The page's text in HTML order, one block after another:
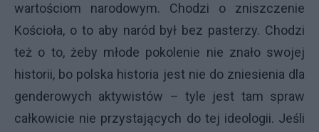
wartościom narodowym. Chodzi o zniszczenie
Kościoła, o to aby naród był bez pasterzy. Chodzi
też o to, żeby młode pokolenie nie znało swojej
historii, bo polska historia jest nie do zniesienia dla
genderowych aktywistów – tyle jest tam spraw
całkowicie nie przystających do tej ideologii. Jeśli